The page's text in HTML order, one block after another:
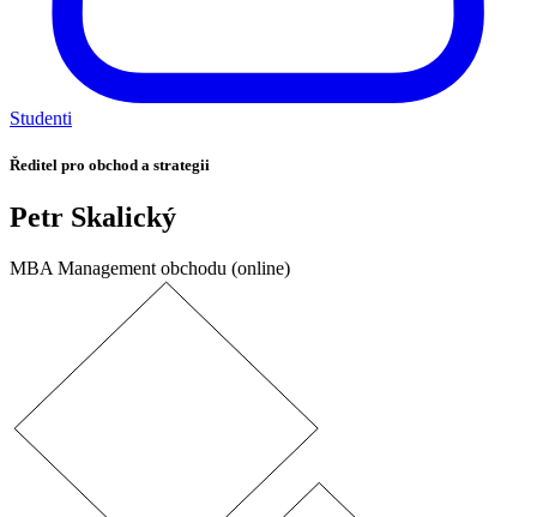
Studenti
Ředitel pro obchod a strategii
Petr Skalický
MBA Management obchodu (online)